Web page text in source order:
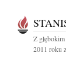
Z
2011 roku